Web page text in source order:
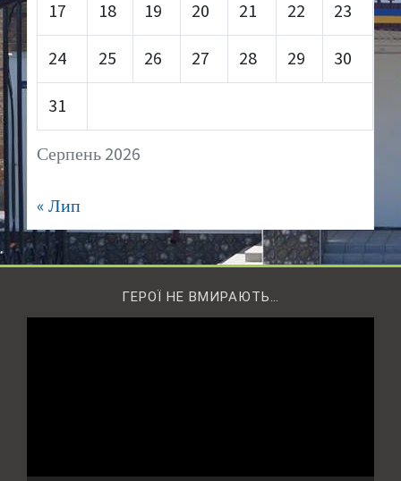
Серпень 2026
17 18 19 20 21 22 23
24 25 26 27 28 29 30
31
« Лип
ГЕРОЇ НЕ ВМИРАЮТЬ…